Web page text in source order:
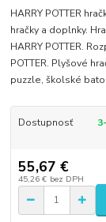
HARRY POTTER
hračky a doplnky.
HARRY POTTER.
POTTER. Plyšové
puzzle, školské
Dostupnosť
55,67 €
45,26 € bez DPH